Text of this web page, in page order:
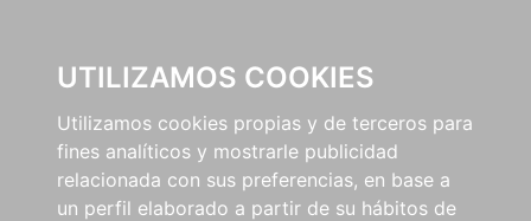
UTILIZAMOS COOKIES
Utilizamos cookies propias y de terceros para
fines analíticos y mostrarle publicidad
relacionada con sus preferencias, en base a
un perfil elaborado a partir de su hábitos de